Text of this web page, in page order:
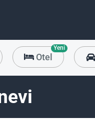
Otel
Yeni